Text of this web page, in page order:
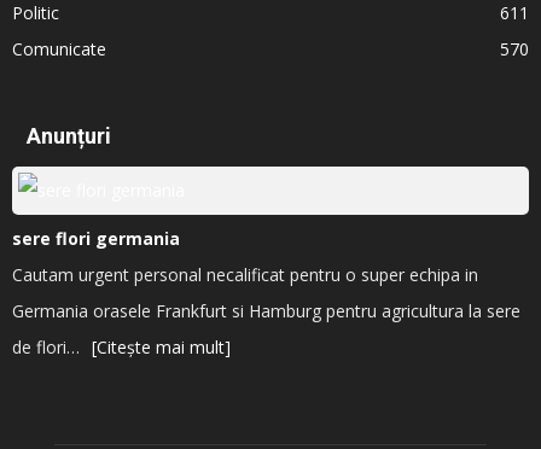
Politic
611
Comunicate
570
Anunțuri
sere flori germania
Cautam urgent personal necalificat pentru o super echipa in
Germania orasele Frankfurt si Hamburg pentru agricultura la sere
de flori… [Citește mai mult]